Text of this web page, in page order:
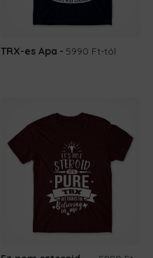
TRX-es Apa 5990 Ft-tól